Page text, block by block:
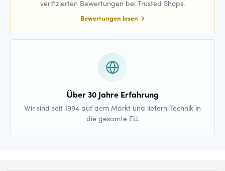
verifizierten Bewertungen bei Trusted Shops.
Bewertungen lesen
Über 30 Jahre Erfahrung
Wir sind seit 1994 auf dem Markt und liefern Technik in
die gesamte EU.